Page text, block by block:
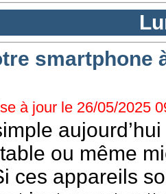
smartphone
à jour le 26/05/2025
ou même
ces appareils